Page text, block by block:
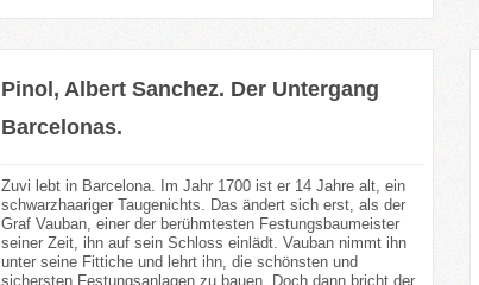
Pinol, Albert Sanchez. Der Untergang
Barcelonas.
Zuvi lebt in Barcelona. Im Jahr 1700 ist er 14 Jahre alt, ein
schwarzhaariger Taugenichts. Das ändert sich erst, als der
Graf Vauban, einer der berühmtesten Festungsbaumeister
seiner Zeit, ihn auf sein Schloss einlädt. Vauban nimmt ihn
unter seine Fittiche und lehrt ihn, die schönsten und
sichersten Festungsanlagen zu bauen. Doch dann bricht der